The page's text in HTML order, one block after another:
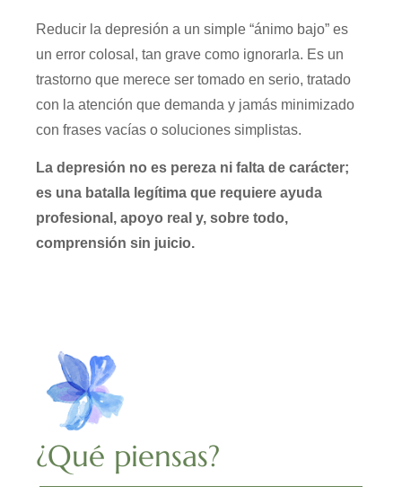
Reducir la depresión a un simple “ánimo bajo” es
un error colosal, tan grave como ignorarla. Es un
trastorno que merece ser tomado en serio, tratado
con la atención que demanda y jamás minimizado
con frases vacías o soluciones simplistas.
La depresión no es pereza ni falta de carácter;
es una batalla legítima que requiere ayuda
profesional, apoyo real y, sobre todo,
comprensión sin juicio.
¿Qué piensas?